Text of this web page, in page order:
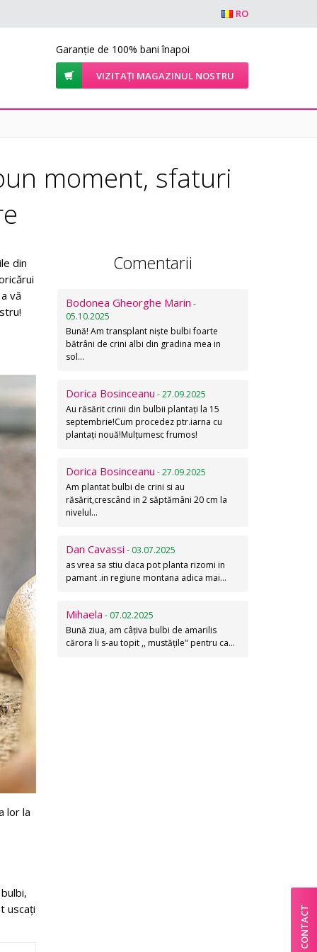
RO
Garanție de 100% bani înapoi
VIZITAȚI MAGAZINUL NOSTRU
moment, sfaturi
din
vă
lor la
uscați
Comentarii
Bodonea Gheorghe Marin -
05.10.2025
Bună! Am transplant niște bulbi foarte
bătrâni de crini albi din gradina mea in
sol…
Dorica Bosinceanu - 27.09.2025
Au răsărit crinii din bulbii plantați la 15
septembrie!Cum procedez ptr.iarna cu
plantați nouă!Mulțumesc frumos!
Dorica Bosinceanu - 27.09.2025
Am plantat bulbi de crini si au
răsărit,crescând in 2 săptămâni 20 cm la
nivelul…
Dan Cavassi - 03.07.2025
as vrea sa stiu daca pot planta rizomi in
pamant .in regiune montana adica mai…
Mihaela - 07.02.2025
Bună ziua, am câțiva bulbi de amarilis
cărora li s-au topit ,, mustățile" pentru ca…
CONTACT